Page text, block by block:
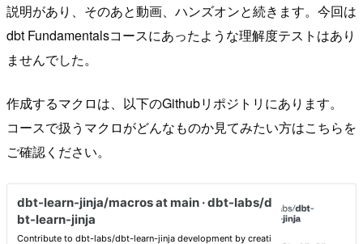
説明があり、そのあと動画、ハンズオンと続きます。今回は
dbt Fundamentalsコースにあったような理解度テストはあり
ませんでした。
作成するマクロは、以下のGithubリポジトリにあります。
コースで扱うマクロがどんなものか見てみたい方はこちらを
ご確認ください。